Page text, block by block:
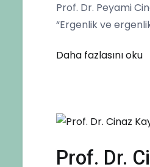
Prof. Dr. Peyami
“Ergenlik ve
Daha fazlasını oku
Prof. Dr.